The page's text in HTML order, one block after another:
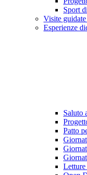
Sport
Visite
Esperienze
Saluto
Patto